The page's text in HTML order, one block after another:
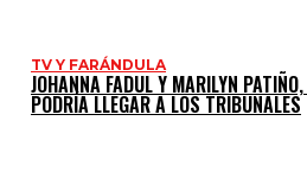
TV Y FARÁNDULA
JOHANNA FADUL Y MARILYN
PODRÍA LLEGAR A LOS TRIBUNALES